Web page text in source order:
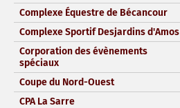
Complexe Équestre de Bécancour
Complexe Sportif Desjardins d'Amos
Corporation des évènements
spéciaux
Coupe du Nord-Ouest
CPA La Sarre